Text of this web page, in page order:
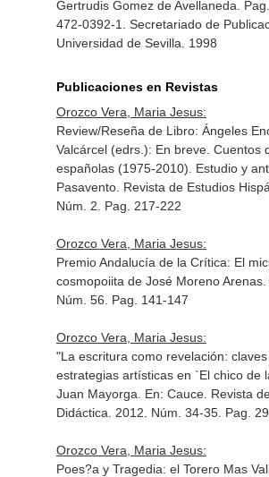
Gertrudis Gomez de Avellaneda.
472-0392-1
. Secretariado de
Universidad de Sevilla. 1998
Publicaciones en Revistas
Orozco Vera, Maria Jesus:
Review/Reseña de Libro: Ángeles
Valcárcel (edrs.): En breve. Cuentos
españolas (1975-2010). Estudio y
Pasavento. Revista de Estudios
Núm. 2. Pag. 217-222
Orozco Vera, Maria Jesus:
Premio Andalucía de la Crítica: El
cosmopoiita de José Moreno Arenas.
Núm. 56. Pag. 141-147
Orozco Vera, Maria Jesus:
"La escritura como revelación:
estrategias artísticas en `El chico de
Juan Mayorga. En: Cauce. Revista
Didáctica . 2012. Núm. 34-35. Pag.
Orozco Vera, Maria Jesus:
Poes?a y Tragedia: el Torero Mas